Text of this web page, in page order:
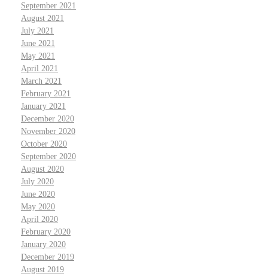
September 2021
August 2021
July 2021
June 2021
May 2021
April 2021
March 2021
February 2021
January 2021
December 2020
November 2020
October 2020
September 2020
August 2020
July 2020
June 2020
May 2020
April 2020
February 2020
January 2020
December 2019
August 2019